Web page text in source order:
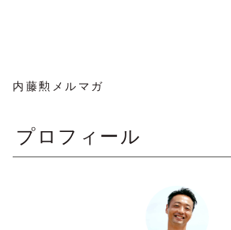
内藤勲メルマガ
プロフィール